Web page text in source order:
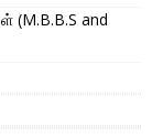
(M.B.B.S and